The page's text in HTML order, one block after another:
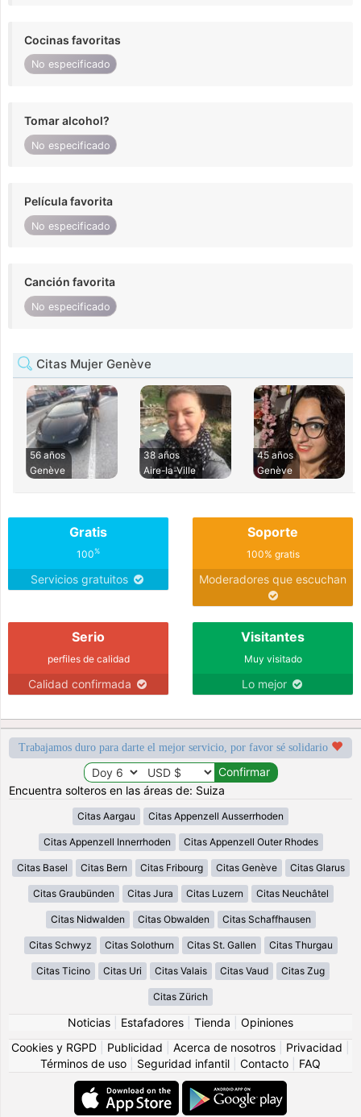
Cocinas favoritas
No especificado
Tomar alcohol?
No especificado
Película favorita
No especificado
Canción favorita
No especificado
Citas Mujer Genève
56 años
Genève
38 años
Aire-la-Ville
45 años
Genève
Gratis
100%
Servicios gratuitos
Soporte
100% gratis
Moderadores que escuchan
Serio
perfiles de calidad
Calidad confirmada
Visitantes
Muy visitado
Lo mejor
Trabajamos duro para darte el mejor servicio, por favor sé solidario
Encuentra solteros en las áreas de: Suiza
Citas Aargau Citas Appenzell Ausserrhoden
Citas Appenzell Innerrhoden Citas Appenzell Outer Rhodes
Citas Basel Citas Bern Citas Fribourg Citas Genève Citas Glarus
Citas Graubünden Citas Jura Citas Luzern Citas Neuchâtel
Citas Nidwalden Citas Obwalden Citas Schaffhausen
Citas Schwyz Citas Solothurn Citas St. Gallen Citas Thurgau
Citas Ticino Citas Uri Citas Valais Citas Vaud Citas Zug
Citas Zürich
Noticias Estafadores Tienda
Opiniones
Cookies y RGPD
Publicidad Acerca de nosotros Privacidad
Términos de uso
Seguridad infantil Contacto FAQ